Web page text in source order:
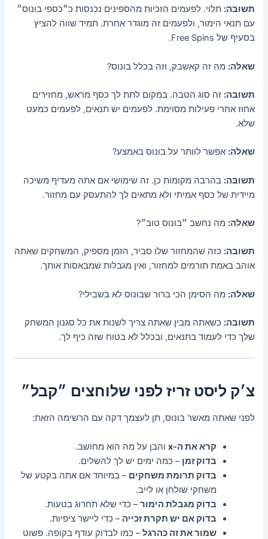
תשובה: תלוי. לפעמים הזכיות מהספינים נכנסות כ״כספי בונוס״
עם תנאי הימור, ולפעמים זה מוגדר אחרת. תמיד שווה להציץ
בסעיף של Free Spins.
שאלה: מה זה קאשבק, וזה בכלל בונוס?
תשובה: זה סוג הטבה. במקום לתת לך כסף מראש, מחזירים
אחוז אחרי פעילות מסוימת. לפעמים יש תנאים, לפעמים כמעט
שלא.
שאלה: אפשר לוותר על בונוס באמצע?
תשובה: בהרבה מקומות כן. זה שימושי אם אתה מעדיף משיכה
מיידית של כסף אמיתי ולא מתאים לך להתעסק עם מחזור.
שאלה: מה נחשב ״בונוס טוב״?
תשובה: כזה שהמחזור שלו סביר, הזמן מספיק, המשחקים שאתה
אוהב באמת תורמים למחזור, ואין מגבלות שמבאסות אותך.
שאלה: מה הסימן הכי ברור שבונוס לא בשבילי?
תשובה: כשאתה מבין שאתה צריך לשנות את כל סגנון המשחק
שלך כדי לעמוד בתנאים, ובכלל לא בטוח שזה כיף לך.
צ׳ק ליסט זריז לפני שלוחצים ״קבל״
לפני שאתה מאשר בונוס, תן לעצמך דקה עם הרשימה הזאת:
קרא את ה-x
והבן על מה הוא מחושב.
בדוק זמן – כמה ימים יש לך להשלים.
בדוק תרומת משחקים – במיוחד אם אתה בקטע של
משחקי שולחן או לייב.
בדוק מגבלת הימור– כדי שלא תחרוג בטעות.
בדוק אם יש תקרת זכייה – כדי ליישר ציפיות.
שמור את זה כהרגל– כמו לבדוק עודף בקופה. פשוט